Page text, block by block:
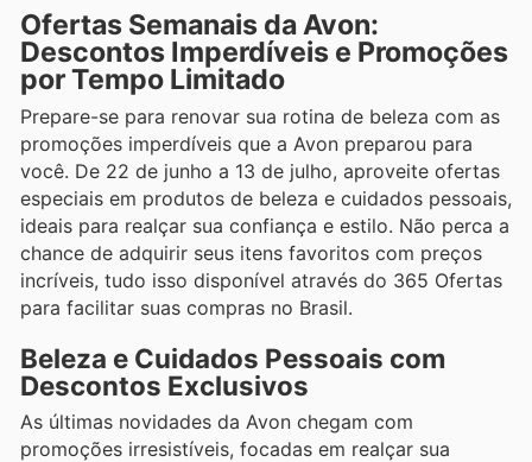
Ofertas Semanais da Avon:
Descontos Imperdíveis e Promoções
por Tempo Limitado
Prepare-se para renovar sua rotina de beleza com as
promoções imperdíveis que a Avon preparou para
você. De 22 de junho a 13 de julho, aproveite ofertas
especiais em produtos de beleza e cuidados pessoais,
ideais para realçar sua confiança e estilo. Não perca a
chance de adquirir seus itens favoritos com preços
incríveis, tudo isso disponível através do 365 Ofertas
para facilitar suas compras no Brasil.
Beleza e Cuidados Pessoais com
Descontos Exclusivos
As últimas novidades da Avon chegam com
promoções irresistíveis, focadas em realçar sua